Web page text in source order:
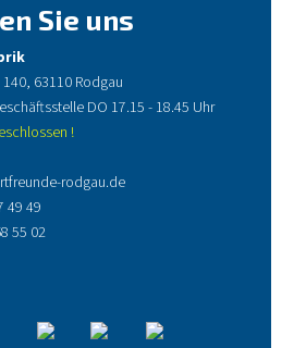
Sie uns
63110 Rodgau
DO 17.15 - 18.45 Uhr
!
rodgau.de
49 49
55 02